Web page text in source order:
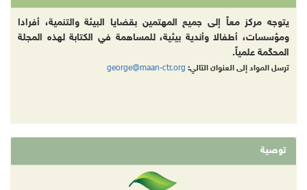
يتوجه مركز معاً إلى جميع المهتمين بقضايا البيئة والتنمية، أفرادا
ومؤسسات، أطفالا وأندية بيئية، للمساهمة في الكتابة لهذه المجلة
المحكّمة علمياً.
ترسل المواد إلى العنوان التالي: george@maan-ctr.org
توصية